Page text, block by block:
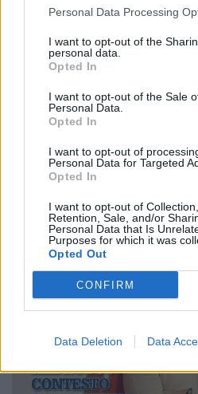
Personal Data Processing
I want to opt-out of the
personal data.
Opted In
I want to opt-out of the Sale
Personal Data.
Opted In
I want to opt-out of
Personal Data for Targeted
Opted In
I want to opt-out of
Retention, Sale, and/or
Personal Data that Is
Purposes for which it was
Opted Out
CONFIRM
Data Deletion Data